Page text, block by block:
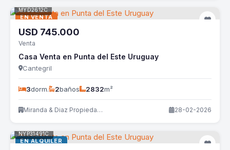
EN VENTA
MYD2612C
USD 745.000
Venta
Casa Venta en Punta del Este Uruguay
Cantegril
3dorm. 2baños 2832m²
Miranda & Diaz Propiedades 28-02-2026
EN ALQUILER
NYP31491C